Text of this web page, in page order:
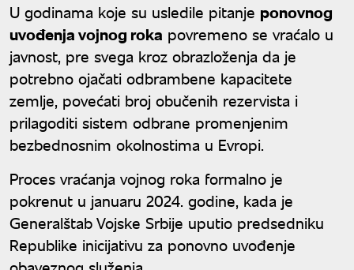
U godinama koje su usledile pitanje ponovnog
uvođenja vojnog roka povremeno se vraćalo u
javnost, pre svega kroz obrazloženja da je
potrebno ojačati odbrambene kapacitete
zemlje, povećati broj obučenih rezervista i
prilagoditi sistem odbrane promenjenim
bezbednosnim okolnostima u Evropi.
Proces vraćanja vojnog roka formalno je
pokrenut u januaru 2024. godine, kada je
Generalštab Vojske Srbije uputio predsedniku
Republike inicijativu za ponovno uvođenje